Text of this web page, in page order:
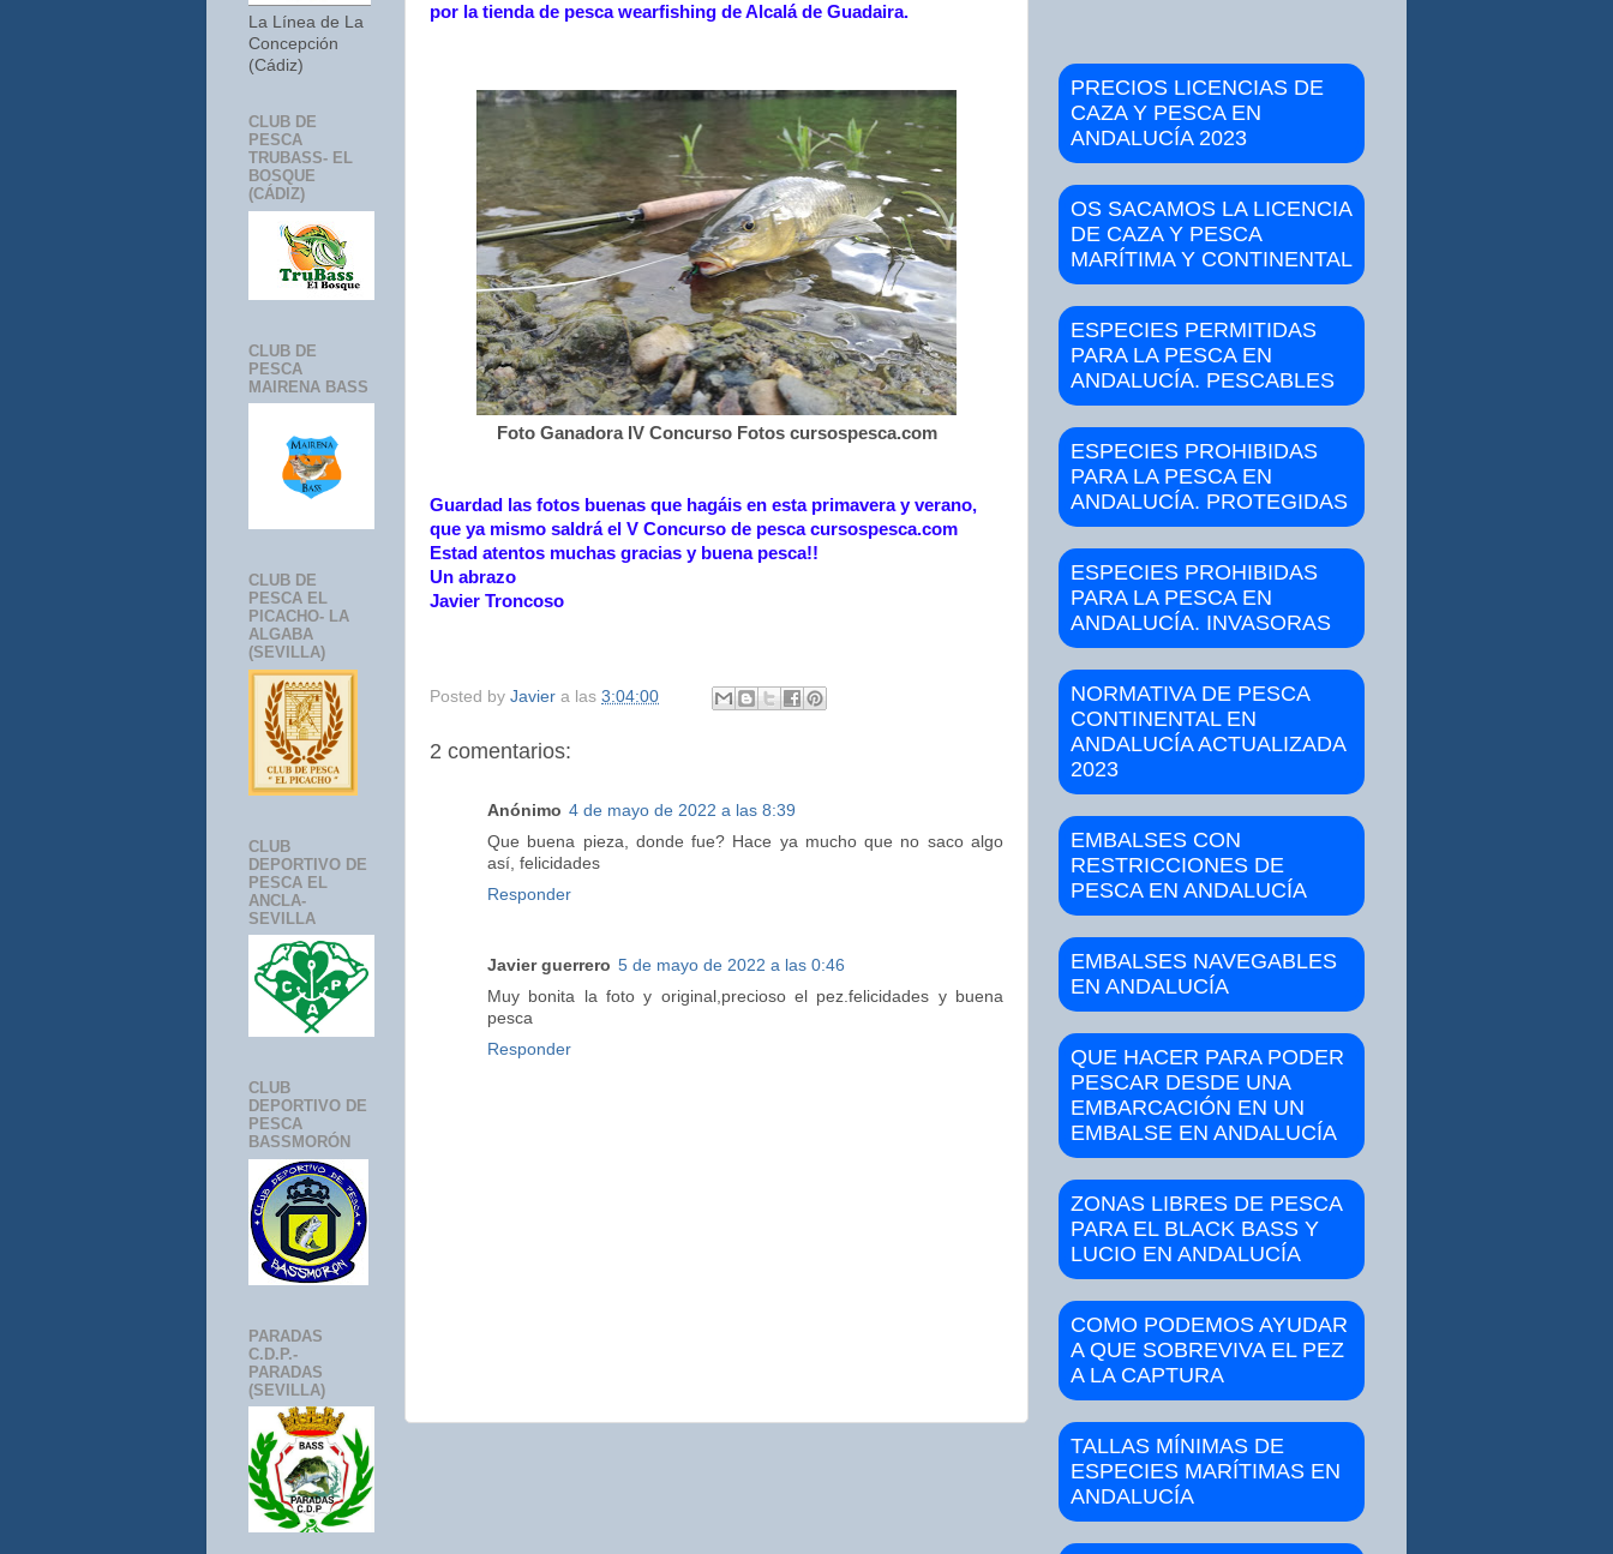
por la tienda de pesca wearfishing de Alcalá de Guadaira.
Foto Ganadora IV Concurso Fotos cursospesca.com
Guardad las fotos buenas que hagáis en esta primavera y verano,
que ya mismo saldrá el V Concurso de pesca cursospesca.com
Estad atentos muchas gracias y buena pesca!!
Un abrazo
Javier Troncoso
Posted by Javier a las 3:04:00
2 comentarios:
Anónimo 4 de mayo de 2022 a las 8:39
Que buena pieza, donde fue? Hace ya mucho que no saco algo
así, felicidades
Responder
Javier guerrero 5 de mayo de 2022 a las 0:46
Muy bonita la foto y original,precioso el pez.felicidades y buena
pesca
Responder
La Línea de La
Concepción
(Cádiz)
CLUB DE
PESCA
TRUBASS- EL
BOSQUE
(CÁDIZ)
CLUB DE
PESCA
MAIRENA BASS
CLUB DE
PESCA EL
PICACHO- LA
ALGABA
(SEVILLA)
CLUB
DEPORTIVO DE
PESCA EL
ANCLA-
SEVILLA
CLUB
DEPORTIVO DE
PESCA
BASSMORÓN
PARADAS
C.D.P.-
PARADAS
(SEVILLA)
PRECIOS LICENCIAS DE
CAZA Y PESCA EN
ANDALUCÍA 2023
OS SACAMOS LA LICENCIA
DE CAZA Y PESCA
MARÍTIMA Y CONTINENTAL
ESPECIES PERMITIDAS
PARA LA PESCA EN
ANDALUCÍA. PESCABLES
ESPECIES PROHIBIDAS
PARA LA PESCA EN
ANDALUCÍA. PROTEGIDAS
ESPECIES PROHIBIDAS
PARA LA PESCA EN
ANDALUCÍA. INVASORAS
NORMATIVA DE PESCA
CONTINENTAL EN
ANDALUCÍA ACTUALIZADA
2023
EMBALSES CON
RESTRICCIONES DE
PESCA EN ANDALUCÍA
EMBALSES NAVEGABLES
EN ANDALUCÍA
QUE HACER PARA PODER
PESCAR DESDE UNA
EMBARCACIÓN EN UN
EMBALSE EN ANDALUCÍA
ZONAS LIBRES DE PESCA
PARA EL BLACK BASS Y
LUCIO EN ANDALUCÍA
COMO PODEMOS AYUDAR
A QUE SOBREVIVA EL PEZ
A LA CAPTURA
TALLAS MÍNIMAS DE
ESPECIES MARÍTIMAS EN
ANDALUCÍA